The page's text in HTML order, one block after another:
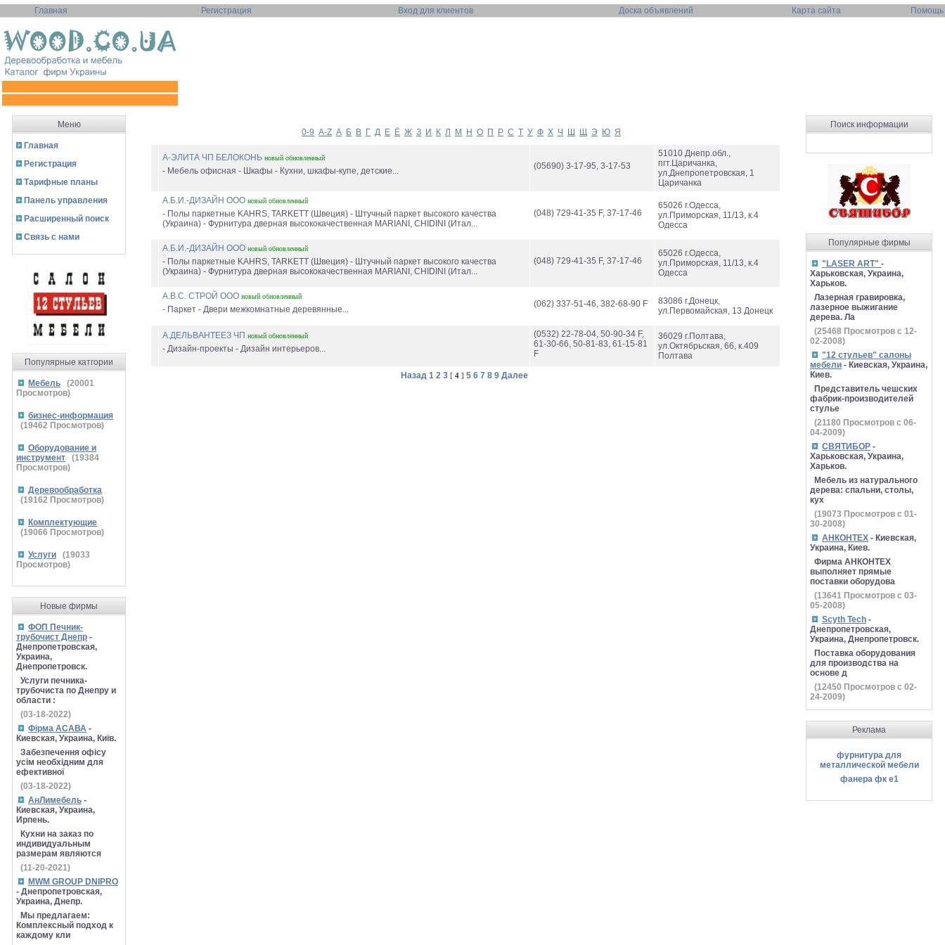
Главная Регистрация Вход для клиентов Доска объявлений Карта сайта Помощь
Меню
Главная
Регистрация
Тарифные планы
Панель управления
Расширенный поиск
Связь с нами
Популярные катгории
Мебель (20001
Просмотров)
бизнес-информация
(19462 Просмотров)
Оборудование и
инструмент
(19384
Просмотров)
Деревообработка
(19162 Просмотров)
Комплектующие
(19066 Просмотров)
Услуги (19033
Просмотров)
Новые фирмы
ФОП Печник-
трубочист Днепр -
Днепропетровская,
Украина,
Днепропетровск.
Услуги печника-
трубочиста по Днепру и
области :
(03-18-2022)
Фірма АСАВА -
Киевская, Украина, Київ.
Забезпечення офісу
усім необхідним для
ефективної
(03-18-2022)
АнЛимебель -
Киевская, Украина,
Ирпень.
Кухни на заказ по
индивидуальным
размерам являются
(11-20-2021)
MWM GROUP DNIPRO
- Днепропетровская,
Украина, Днепр.
Мы предлагаем:
Комплексный подход к
каждому кли
0-9 A-Z А Б В Г Д Е Ё Ж З И К Л М Н О П Р С Т У Ф Х Ч Ш Щ Э Ю Я
А-ЭЛИТА ЧП БЕЛОКОНЬ новый обновленный
- Мебель офисная - Шкафы - Кухни, шкафы-купе, детские... (05690) 3-17-95, 3-17-53
51010 Днепр.обл.,
пгт.Царичанка,
ул.Днепропетровская, 1
Царичанка
А.Б.И.-ДИЗАЙН ООО новый обновленный
- Полы паркетные KAHRS, TARKETT (Швеция) - Штучный паркет высокого качества
(Украина) - Фурнитура дверная высококачественная MARIANI, CHIDINI (Итал...
(048) 729-41-35 F, 37-17-46
65026 г.Одесса,
ул.Приморская, 11/13, к.4
Одесса
А.Б.И.-ДИЗАЙН ООО новый обновленный
- Полы паркетные KAHRS, TARKETT (Швеция) - Штучный паркет высокого качества
(Украина) - Фурнитура дверная высококачественная MARIANI, CHIDINI (Итал...
(048) 729-41-35 F, 37-17-46
65026 г.Одесса,
ул.Приморская, 11/13, к.4
Одесса
А.В.С. СТРОЙ ООО новый обновленный
- Паркет - Двери межкомнатные деревянные...
(062) 337-51-46, 382-68-90 F
83086 г.Донецк,
ул.Первомайская, 13 Донецк
А.ДЕЛЬВАНТЕЕЗ ЧП новый обновленный
- Дизайн-проекты - Дизайн интерьеров...
(0532) 22-78-04, 50-90-34 F,
61-30-66, 50-81-83, 61-15-81
F
36029 г.Полтава,
ул.Октябрьская, 66, к.409
Полтава
Назад 1 2 3 [ 4 ] 5 6 7 8 9 Далее
Поиск информации
Популярные фирмы
"LASER ART" -
Харьковская, Украина,
Харьков.
Лазерная гравировка,
лазерное выжигание
дерева. Ла
(25468 Просмотров с 12-
02-2008)
"12 стульев" салоны
мебели - Киевская, Украина,
Киев.
Представитель чешских
фабрик-производителей
стулье
(21180 Просмотров с 06-
04-2009)
СВЯТИБОР -
Харьковская, Украина,
Харьков.
Мебель из натурального
дерева: спальни, столы,
кух
(19073 Просмотров с 01-
30-2008)
АНКОНТЕХ - Киевская,
Украина, Киев.
Фирма АНКОНТЕХ
выполняет прямые
поставки оборудова
(13641 Просмотров с 03-
05-2008)
Scyth Tech -
Днепропетровская,
Украина, Днепропетровск.
Поставка оборудования
для производства на
основе д
(12450 Просмотров с 02-
24-2009)
Реклама
фурнитура для
металлической мебели
фанера фк е1